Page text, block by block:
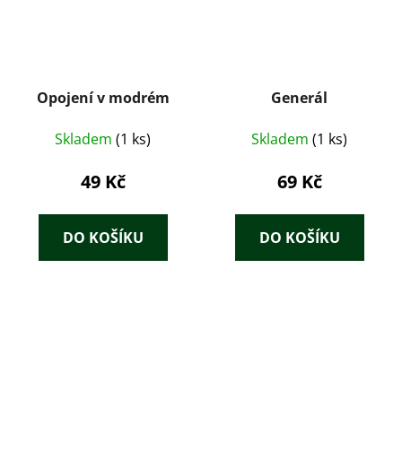
Opojení v modrém
Skladem (1 ks)
49 Kč
DO KOŠÍKU
Generál
Skladem (1 ks)
69 Kč
DO KOŠÍKU